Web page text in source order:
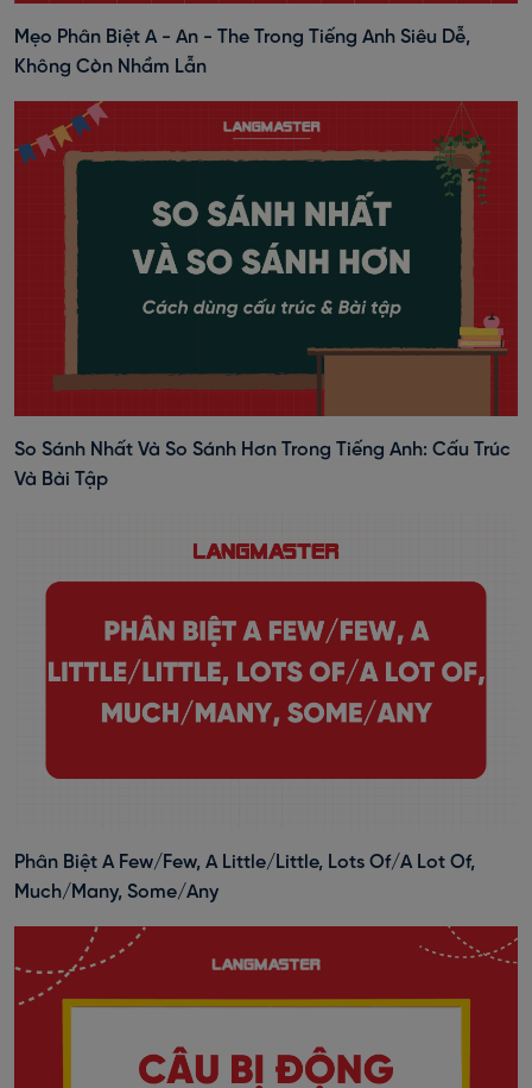
Mẹo Phân Biệt A - An - The Trong Tiếng Anh Siêu Dễ,
Không Còn Nhầm Lẫn
So Sánh Nhất Và So Sánh Hơn Trong Tiếng Anh: Cấu Trúc
Và Bài Tập
Phân Biệt A Few/Few, A Little/Little, Lots Of/A Lot Of,
Much/Many, Some/Any